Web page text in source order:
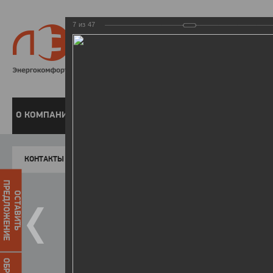
8 800
О КОМПАНИИ
КОНТАКТЫ
ОСТАВИТЬ
ПРЕДЛОЖЕНИЕ
7 из 47